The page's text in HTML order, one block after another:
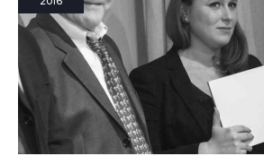
raccontare
#Berto40